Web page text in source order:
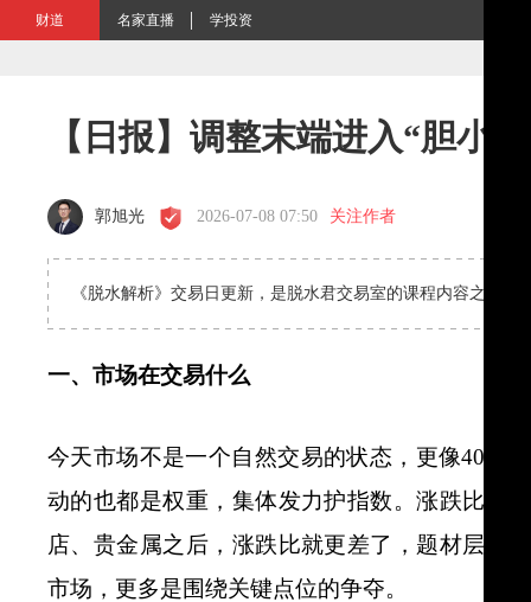
财道 名家直播 学投资
【日报】调整末端进入“胆小
郭旭光 2026-07-08 07:50 关注作者
《脱水解析》交易日更新，是脱水君交易室的课程内容之一，
一、市场在交易什么
今天市场不是一个自然交易的状态，更像4000
动的也都是权重，集体发力护指数。涨跌比依
店、贵金属之后，涨跌比就更差了，题材层面
市场，更多是围绕关键点位的争夺。